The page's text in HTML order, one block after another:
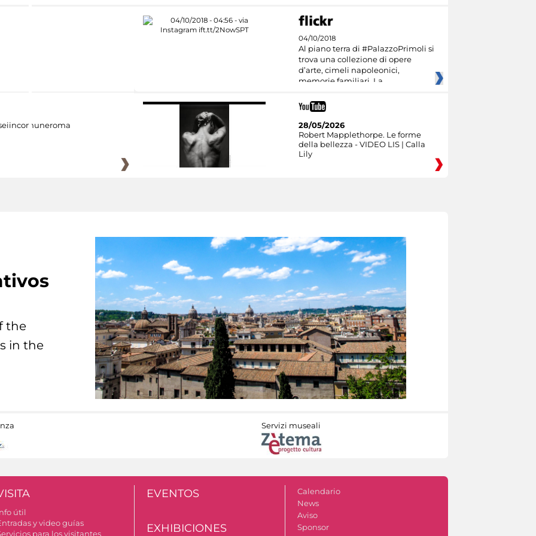
04/10/2018
Al piano terra di #PalazzoPrimoli si
trova una collezione di opere
d’arte, cimeli napoleonici,
memorie familiari. La
28/05/2026
Robert Mapplethorpe. Le forme
della bellezza - VIDEO LIS | Calla
Lily
the
in the
Servizi museali
útil
y video guías
para los visitantes
EVENTOS
EXHIBICIONES
Calendario
News
Aviso
Sponsor